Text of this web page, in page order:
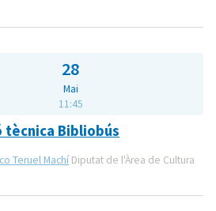
28
Mai
11:45
tècnica Bibliobús
Teruel Machí Diputat de l'Àrea de Cultura